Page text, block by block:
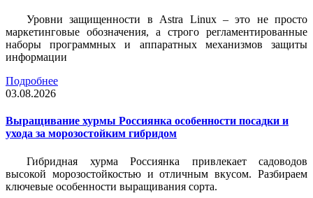
Уровни защищенности в Astra Linux – это не просто
маркетинговые обозначения, а строго регламентированные
наборы программных и аппаратных механизмов защиты
информации
Подробнее
03.08.2026
Выращивание хурмы Россиянка особенности посадки и
ухода за морозостойким гибридом
Гибридная хурма Россиянка привлекает садоводов
высокой морозостойкостью и отличным вкусом. Разбираем
ключевые особенности выращивания сорта.